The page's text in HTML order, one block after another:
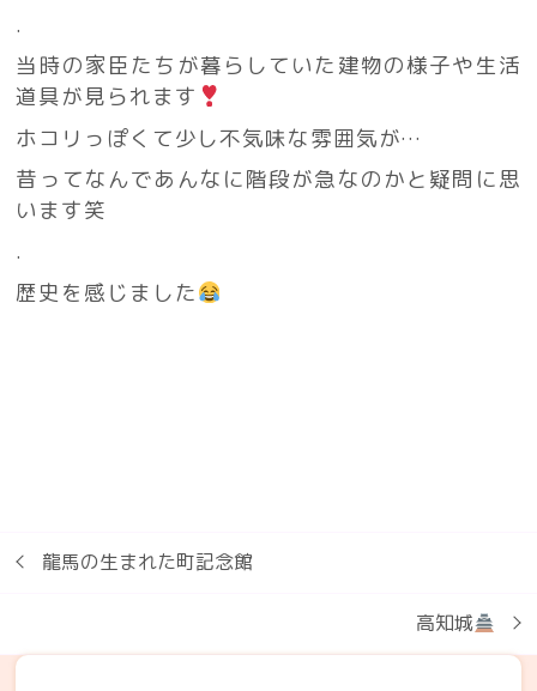
.
当時の家臣たちが暮らしていた建物の様子や生活
道具が見られます
ホコリっぽくて少し不気味な雰囲気が…
昔ってなんであんなに階段が急なのかと疑問に思
います笑
.
歴史を感じました
龍馬の生まれた町記念館
高知城